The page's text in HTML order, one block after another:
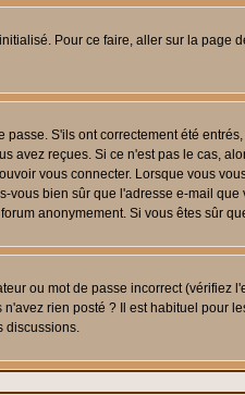
Pour ce faire, aller sur la page
S'ils ont correctement été
avez reçues. Si ce n'est pas le cas,
vous connecter. Lorsque vous
bien sûr que l'adresse e-mail
anonymement. Si vous êtes sûr
ou mot de passe incorrect
rien posté ? Il est habituel
discussions.